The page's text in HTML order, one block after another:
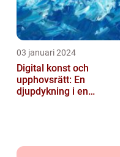
03 januari 2024
Digital konst och
upphovsrätt: En
djupdykning i en